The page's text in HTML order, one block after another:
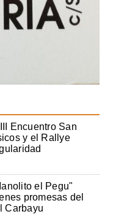
Encuentro San
y el Rallye
el Pegu"
promesas del
Carbayu